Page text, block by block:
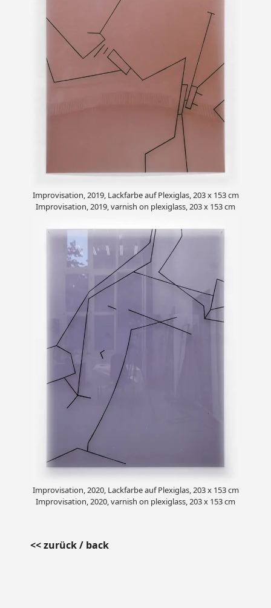
Improvisation, 2019, Lackfarbe auf Plexiglas, 203 x 153 cm
Improvisation, 2019, varnish on plexiglass, 203 x 153 cm
Improvisation, 2020, Lackfarbe auf Plexiglas, 203 x 153 cm
Improvisation, 2020, varnish on plexiglass, 203 x 153 cm
<< zurück / back